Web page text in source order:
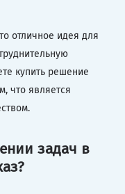
отличное идея для
купить решение
что является
задач в